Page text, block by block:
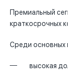
Премиальный
краткосрочных
Среди основных
высокая